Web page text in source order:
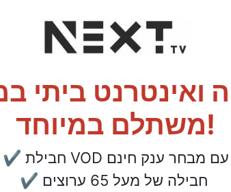
משתלם במיוחד!
✔
חבילת VOD עם מבחר ענק חינם